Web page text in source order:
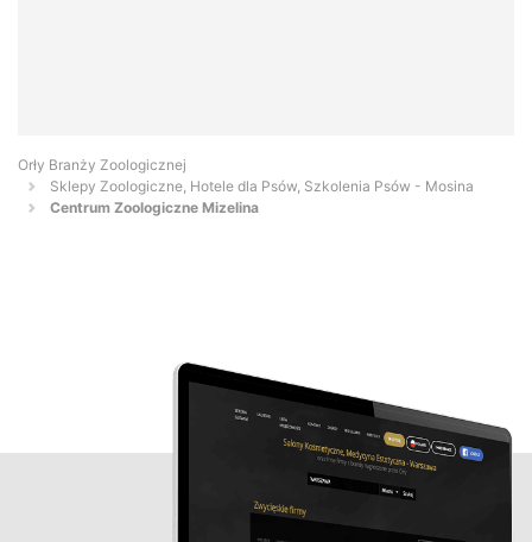
Orły Branży Zoologicznej
Sklepy Zoologiczne, Hotele dla Psów, Szkolenia Psów - Mosina
Centrum Zoologiczne Mizelina